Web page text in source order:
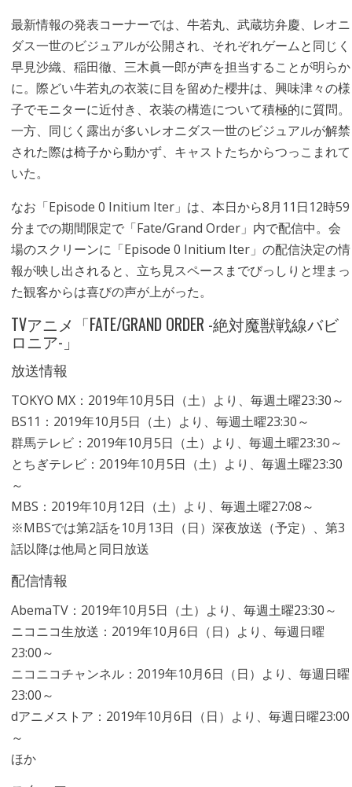
最新情報の発表コーナーでは、牛若丸、武蔵坊弁慶、レオニ
ダス一世のビジュアルが公開され、それぞれゲームと同じく
早見沙織、稲田徹、三木眞一郎が声を担当することが明らか
に。際どい牛若丸の衣装に目を留めた櫻井は、興味津々の様
子でモニターに近付き、衣装の構造について積極的に質問。
一方、同じく露出が多いレオニダス一世のビジュアルが解禁
された際は椅子から動かず、キャストたちからつっこまれて
いた。
なお「Episode 0 Initium Iter」は、本日から8月11日12時59
分までの期間限定で「Fate/Grand Order」内で配信中。会
場のスクリーンに「Episode 0 Initium Iter」の配信決定の情
報が映し出されると、立ち見スペースまでびっしりと埋まっ
た観客からは喜びの声が上がった。
TVアニメ「FATE/GRAND ORDER -絶対魔獣戦線バビ
ロニア-」
放送情報
TOKYO MX：2019年10月5日（土）より、毎週土曜23:30～
BS11：2019年10月5日（土）より、毎週土曜23:30～
群馬テレビ：2019年10月5日（土）より、毎週土曜23:30～
とちぎテレビ：2019年10月5日（土）より、毎週土曜23:30
～
MBS：2019年10月12日（土）より、毎週土曜27:08～
※MBSでは第2話を10月13日（日）深夜放送（予定）、第3
話以降は他局と同日放送
配信情報
AbemaTV：2019年10月5日（土）より、毎週土曜23:30～
ニコニコ生放送：2019年10月6日（日）より、毎週日曜
23:00～
ニコニコチャンネル：2019年10月6日（日）より、毎週日曜
23:00～
dアニメストア：2019年10月6日（日）より、毎週日曜23:00
～
ほか